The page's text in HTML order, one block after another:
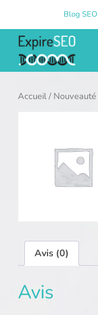
contenu
Blog SEO
Accueil/ Nouveauté
Avis (0)
Avis